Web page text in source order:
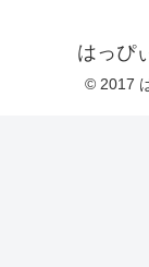
はっぴ
© 2017